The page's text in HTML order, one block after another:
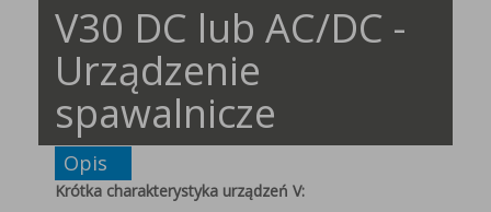
V30 DC lub AC/DC -
Urządzenie
spawalnicze
Opis
Krótka charakterystyka urządzeń V: